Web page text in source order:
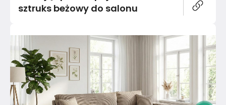
sztruks beżowy do salonu